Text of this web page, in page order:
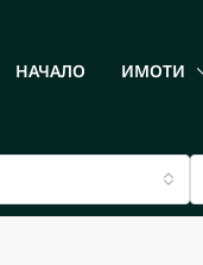
НАЧАЛО ИМОТИ